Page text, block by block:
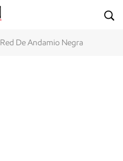
Red De Andamio Negra